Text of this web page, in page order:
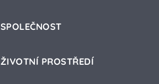
SPOLEČNOST
ŽIVOTNÍ PROSTŘEDÍ